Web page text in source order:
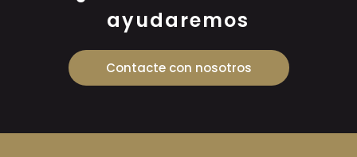
ayudaremos
Contacte con nosotros